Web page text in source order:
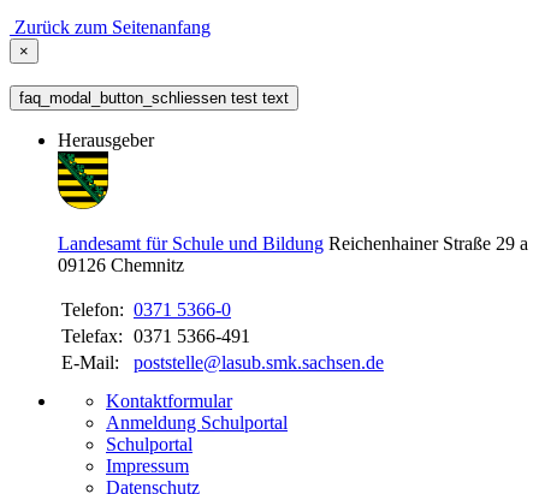
Zurück zum Seitenanfang
×
faq_modal_button_schliessen test text
Herausgeber
Landesamt für Schule und Bildung Reichenhainer Straße 29 a
09126 Chemnitz
Telefon: 0371 5366-0
Telefax: 0371 5366-491
E-Mail:
poststelle@lasub.smk.sachsen.de
Kontaktformular
Anmeldung Schulportal
Schulportal
Impressum
Datenschutz